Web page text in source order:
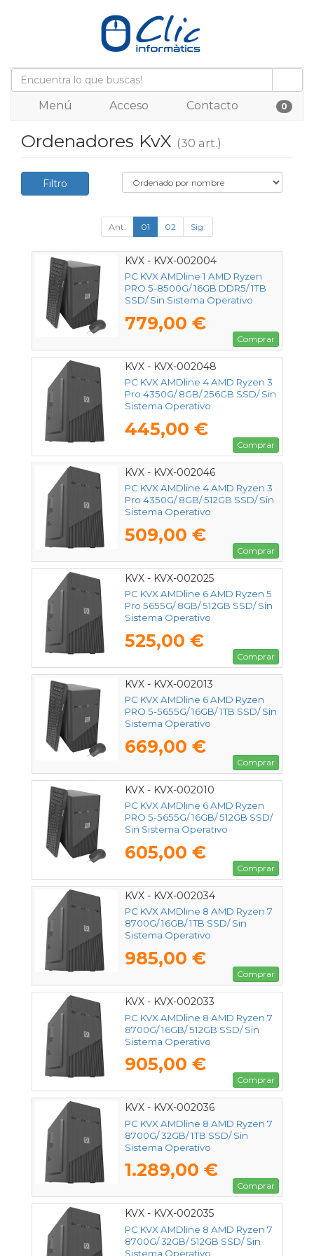
Menú Acceso Contacto 0
Ordenadores KvX (30 art.)
Filtro
Ant. 01 02 Sig.
KVX - KVX-002004
PC KVX AMDline 1 AMD Ryzen
PRO 5-8500G/ 16GB DDR5/ 1TB
SSD/ Sin Sistema Operativo
779,00 €
Comprar
KVX - KVX-002048
PC KVX AMDline 4 AMD Ryzen 3
Pro 4350G/ 8GB/ 256GB SSD/ Sin
Sistema Operativo
445,00 €
Comprar
KVX - KVX-002046
PC KVX AMDline 4 AMD Ryzen 3
Pro 4350G/ 8GB/ 512GB SSD/ Sin
Sistema Operativo
509,00 €
Comprar
KVX - KVX-002025
PC KVX AMDline 6 AMD Ryzen 5
Pro 5655G/ 8GB/ 512GB SSD/ Sin
Sistema Operativo
525,00 €
Comprar
KVX - KVX-002013
PC KVX AMDline 6 AMD Ryzen
PRO 5-5655G/ 16GB/ 1TB SSD/ Sin
Sistema Operativo
669,00 €
Comprar
KVX - KVX-002010
PC KVX AMDline 6 AMD Ryzen
PRO 5-5655G/ 16GB/ 512GB SSD/
Sin Sistema Operativo
605,00 €
Comprar
KVX - KVX-002034
PC KVX AMDline 8 AMD Ryzen 7
8700G/ 16GB/ 1TB SSD/ Sin
Sistema Operativo
985,00 €
Comprar
KVX - KVX-002033
PC KVX AMDline 8 AMD Ryzen 7
8700G/ 16GB/ 512GB SSD/ Sin
Sistema Operativo
905,00 €
Comprar
KVX - KVX-002036
PC KVX AMDline 8 AMD Ryzen 7
8700G/ 32GB/ 1TB SSD/ Sin
Sistema Operativo
1.289,00 €
Comprar
KVX - KVX-002035
PC KVX AMDline 8 AMD Ryzen 7
8700G/ 32GB/ 512GB SSD/ Sin
Sistema Operativo